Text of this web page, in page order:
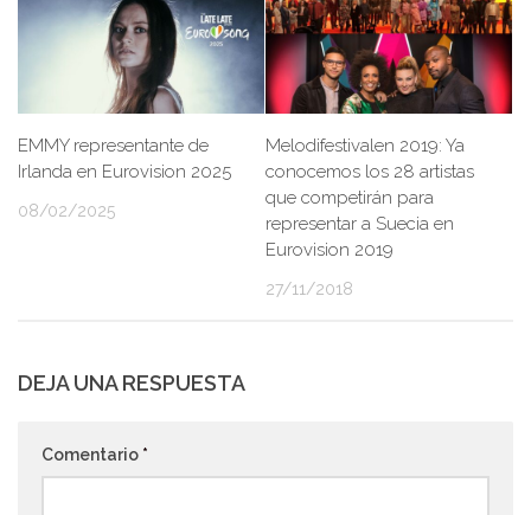
EMMY representante de
Irlanda en Eurovision 2025
08/02/2025
Melodifestivalen 2019: Ya
conocemos los 28 artistas
que competirán para
representar a Suecia en
Eurovision 2019
27/11/2018
DEJA UNA RESPUESTA
Comentario *